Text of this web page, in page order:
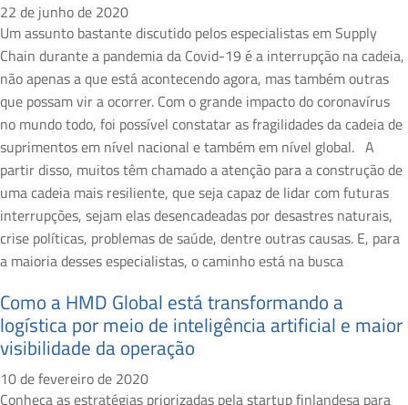
22 de junho de 2020
Um assunto bastante discutido pelos especialistas em Supply
Chain durante a pandemia da Covid-19 é a interrupção na cadeia,
não apenas a que está acontecendo agora, mas também outras
que possam vir a ocorrer. Com o grande impacto do coronavírus
no mundo todo, foi possível constatar as fragilidades da cadeia de
suprimentos em nível nacional e também em nível global. A
partir disso, muitos têm chamado a atenção para a construção de
uma cadeia mais resiliente, que seja capaz de lidar com futuras
interrupções, sejam elas desencadeadas por desastres naturais,
crise políticas, problemas de saúde, dentre outras causas. E, para
a maioria desses especialistas, o caminho está na busca
Como a HMD Global está transformando a
logística por meio de inteligência artificial e maior
visibilidade da operação
10 de fevereiro de 2020
Conheça as estratégias priorizadas pela startup finlandesa para